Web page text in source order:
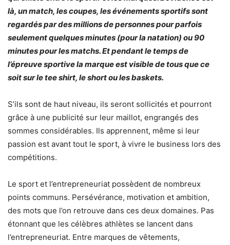
là, un match, les coupes, lesévénements sportifs sont
regardés par des millions de personnes pour parfois
seulement quelques minutes (pour la natation) ou 90
minutes pour les matchs. Et pendant le temps de
l’épreuve sportive la marque est visible de tous que ce
soit sur le tee shirt, le short ou les baskets.
S’ils sont de haut niveau, ils seront sollicités et pourront
grâce à une publicité sur leur maillot, engrangés des
sommes considérables. Ils apprennent, même si leur
passion est avant tout le sport, à vivre le business lors des
compétitions.
Le sport et l’entrepreneuriat possèdent de nombreux
points communs. Persévérance, motivation et ambition,
des mots que l’on retrouve dans ces deux domaines. Pas
étonnant que les célèbres athlètes se lancent dans
l’entrepreneuriat. Entre marques de vêtements,